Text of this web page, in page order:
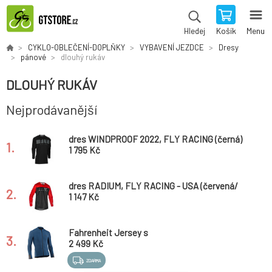
Hledej Košík Menu
CYKLO-OBLEČENÍ-DOPLŇKY VYBAVENÍ JEZDCE
Dresy
pánové
dlouhý rukáv
DLOUHÝ RUKÁV
Nejprodávanější
1.
dres WINDPROOF 2022, FLY RACING (černá)
1 795 Kč
2.
dres RADIUM, FLY RACING - USA (červená/
černá/šedá)
1 147 Kč
3.
ZDARMA
Fahrenheit Jersey s
2 499 Kč